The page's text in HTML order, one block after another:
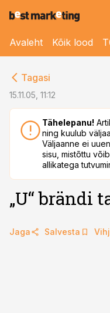
Avaleht Kõik lood
Tagasi
15.11.05, 11:12
Tähelepanu!
ning kuulub
Väljaanne ei
sisu, mistõttu
allikatega
„U“ brändi
Jaga Salvesta